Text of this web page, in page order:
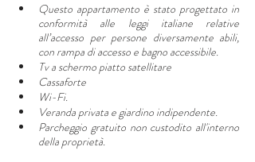
Questo appartamento è stato progettato in
conformità alle leggi italiane relative
all’accesso per persone diversamente abili,
con rampa di accesso e bagno accessibile.
Tv a schermo piatto satellitare
Cassaforte
Wi-Fi.
Veranda privata e giardino indipendente.
Parcheggio gratuito non custodito all'interno
della proprietà.